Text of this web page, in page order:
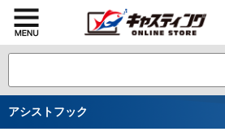
アシストフック